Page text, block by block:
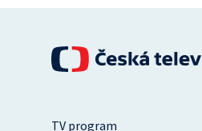
TV program